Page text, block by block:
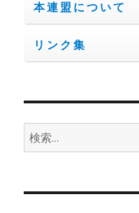
本連盟について
リンク集
検
索: